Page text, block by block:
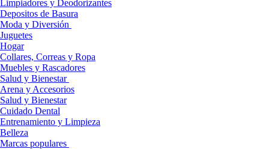
Limpiadores y Deodorizantes
Depositos de Basura
Moda y Diversión
Juguetes
Hogar
Collares, Correas y Ropa
Muebles y Rascadores
Salud y Bienestar
Arena y Accesorios
Salud y Bienestar
Cuidado Dental
Entrenamiento y Limpieza
Belleza
Marcas populares